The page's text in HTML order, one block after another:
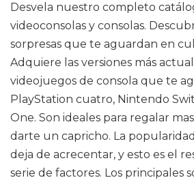
Desvela nuestro completo
videoconsolas y consolas.
sorpresas que te aguardan en
Adquiere las versiones más
videojuegos de consola que te
PlayStation cuatro, Nintendo
One. Son ideales para regalar
darte un capricho. La
deja de acrecentar, y esto es el
serie de factores. Los principales